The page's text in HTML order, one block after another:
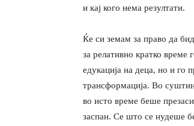
и кај кого нема резултати.
Ќе си земам за право да
за релативно кратко време
едукација на деца, но и го
трансформација. Во
во исто време беше
заспан. Се што се нудеше